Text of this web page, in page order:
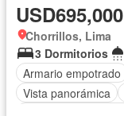
USD695,000
Chorrillos, Lima
3 Dormitorios
Armario empotrado
Vista panorámica